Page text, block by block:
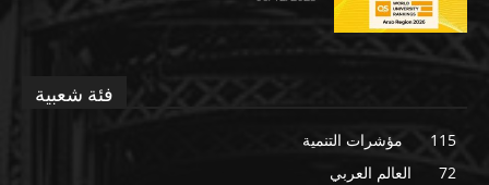
فئة شعبية
مؤشرات التنمية
115
العالم العربي
72